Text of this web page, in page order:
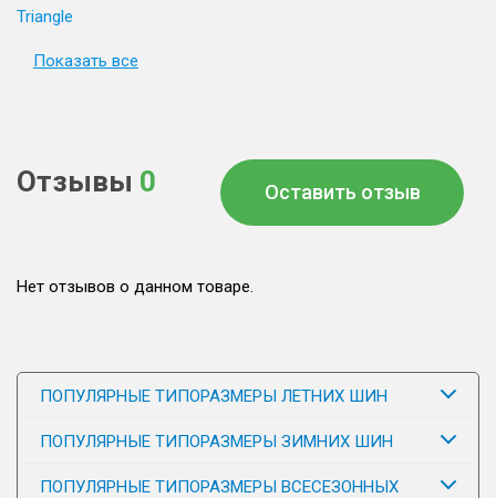
Triangle
Показать все
Отзывы 0 Оставить отзыв
Нет отзывов о данном товаре.
ПОПУЛЯРНЫЕ ТИПОРАЗМЕРЫ ЛЕТНИХ ШИН
ПОПУЛЯРНЫЕ ТИПОРАЗМЕРЫ ЗИМНИХ ШИН
ПОПУЛЯРНЫЕ ТИПОРАЗМЕРЫ ВСЕСЕЗОННЫХ